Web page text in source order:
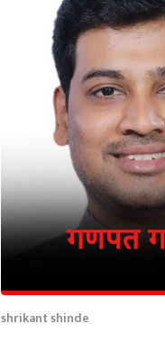
shrikant shinde